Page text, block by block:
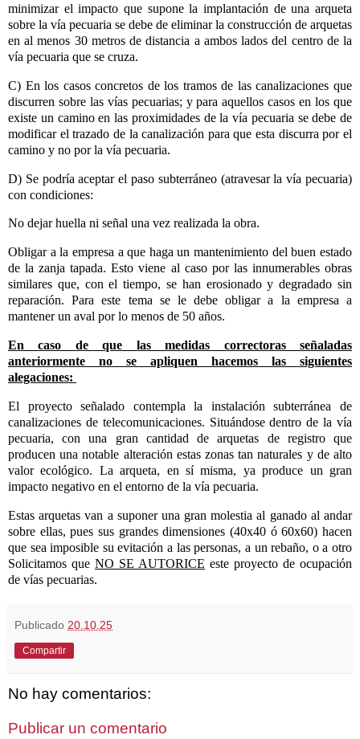
minimizar el impacto que supone la implantación de una arqueta
sobre la vía pecuaria se debe de eliminar la construcción de arquetas
en al menos 30 metros de distancia a ambos lados del centro de la
vía pecuaria que se cruza.
C) En los casos concretos de los tramos de las canalizaciones que
discurren sobre las vías pecuarias; y para aquellos casos en los que
existe un camino en las proximidades de la vía pecuaria se debe de
modificar el trazado de la canalización para que esta discurra por el
camino y no por la vía pecuaria.
D) Se podría aceptar el paso subterráneo (atravesar la vía pecuaria)
con condiciones:
No dejar huella ni señal una vez realizada la obra.
Obligar a la empresa a que haga un mantenimiento del buen estado
de la zanja tapada. Esto viene al caso por las innumerables obras
similares que, con el tiempo, se han erosionado y degradado sin
reparación. Para este tema se le debe obligar a la empresa a
mantener un aval por lo menos de 50 años.
En caso de que las medidas correctoras señaladas
anteriormente no se apliquen hacemos las siguientes
alegaciones:
El proyecto señalado contempla la instalación subterránea de
canalizaciones de telecomunicaciones. Situándose dentro de la vía
pecuaria, con una gran cantidad de arquetas de registro que
producen una notable alteración estas zonas tan naturales y de alto
valor ecológico. La arqueta, en sí misma, ya produce un gran
impacto negativo en el entorno de la vía pecuaria.
Estas arquetas van a suponer una gran molestia al ganado al andar
sobre ellas, pues sus grandes dimensiones (40x40 ó 60x60) hacen
que sea imposible su evitación a las personas, a un rebaño, o a otro
Solicitamos que NO SE AUTORICE este proyecto de ocupación
de vías pecuarias.
Publicado 20.10.25
Compartir
No hay comentarios:
Publicar un comentario